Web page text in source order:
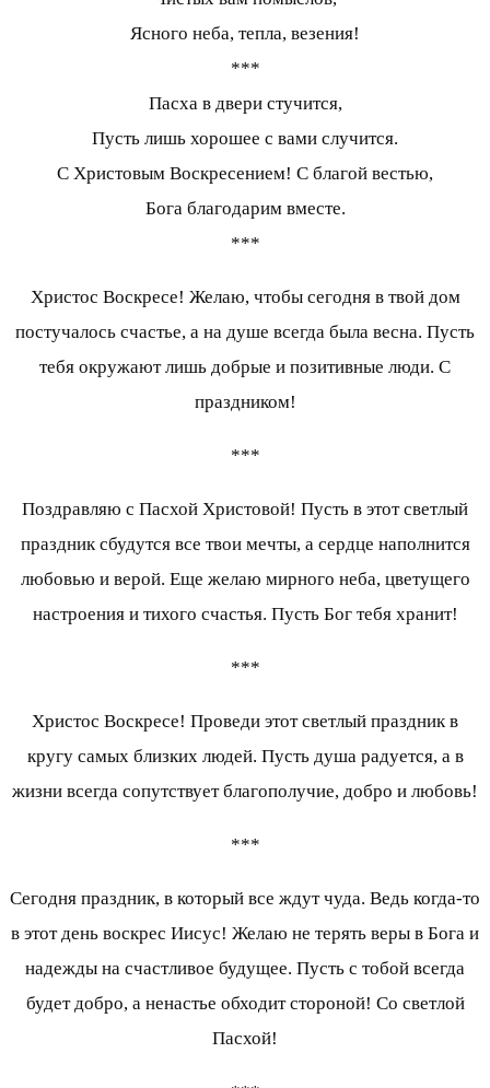
Ясного неба, тепла, везения!
***
Пасха в двери стучится,
Пусть лишь хорошее с вами случится.
С Христовым Воскресением! С благой вестью,
Бога благодарим вместе.
***
Христос Воскресе! Желаю, чтобы сегодня в твой дом
постучалось счастье, а на душе всегда была весна. Пусть
тебя окружают лишь добрые и позитивные люди. С
праздником!
***
Поздравляю с Пасхой Христовой! Пусть в этот светлый
праздник сбудутся все твои мечты, а сердце наполнится
любовью и верой. Еще желаю мирного неба, цветущего
настроения и тихого счастья. Пусть Бог тебя хранит!
***
Христос Воскресе! Проведи этот светлый праздник в
кругу самых близких людей. Пусть душа радуется, а в
жизни всегда сопутствует благополучие, добро и любовь!
***
Сегодня праздник, в который все ждут чуда. Ведь когда-то
в этот день воскрес Иисус! Желаю не терять веры в Бога и
надежды на счастливое будущее. Пусть с тобой всегда
будет добро, а ненастье обходит стороной! Со светлой
Пасхой!